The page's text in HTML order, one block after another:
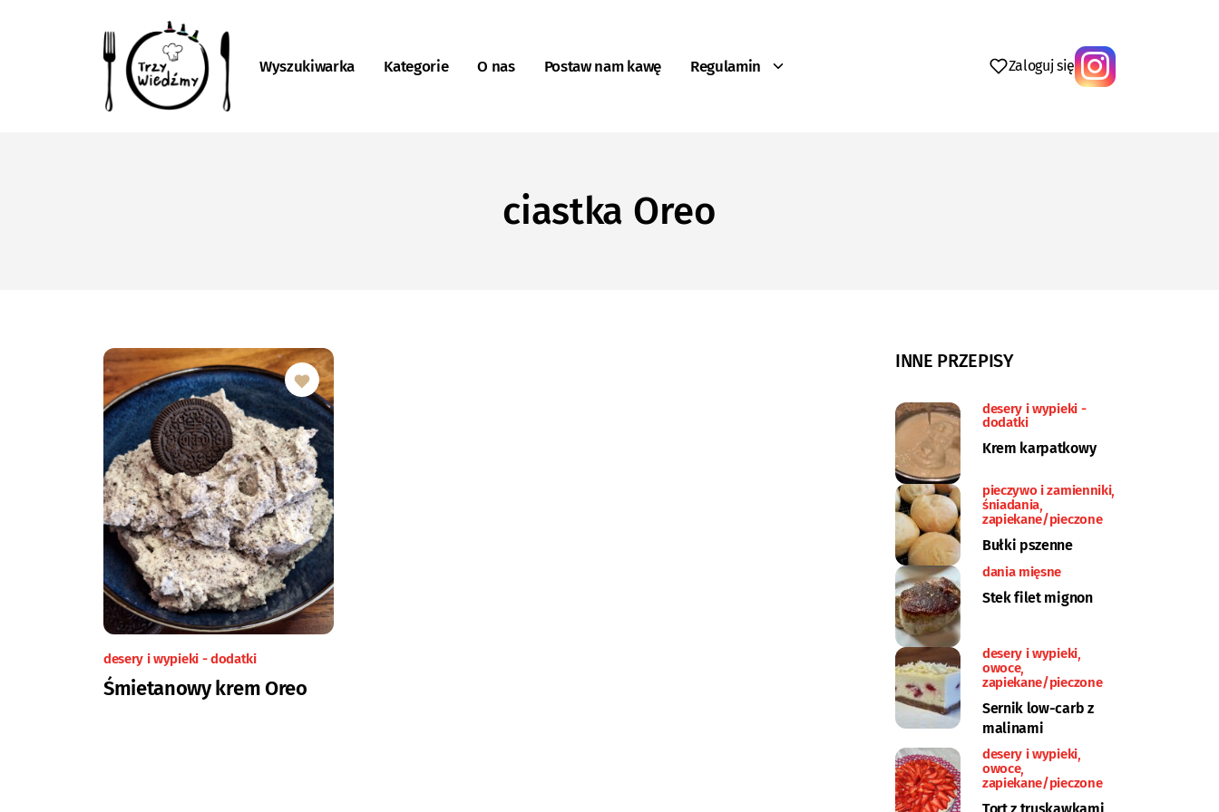
Wyszukiwarka Kategorie O nas Postaw nam kawę Regulamin Zaloguj się
ciastka Oreo
desery i wypieki - dodatki
Śmietanowy krem Oreo
INNE PRZEPISY
desery i wypieki -
dodatki
Krem karpatkowy
pieczywo i zamienniki
śniadania
zapiekane/pieczone
Bułki pszenne
dania mięsne
Stek filet mignon
desery i wypieki
owoce
zapiekane/pieczone
Sernik low-carb z
malinami
desery i wypieki
owoce
zapiekane/pieczone